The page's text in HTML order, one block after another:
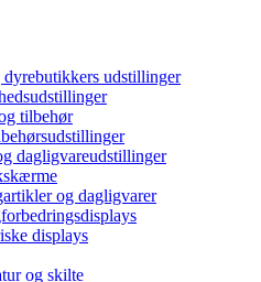
udstillinger
tilbehør
dagligvareudstillinger
og dagligvarer
displays
og skilte